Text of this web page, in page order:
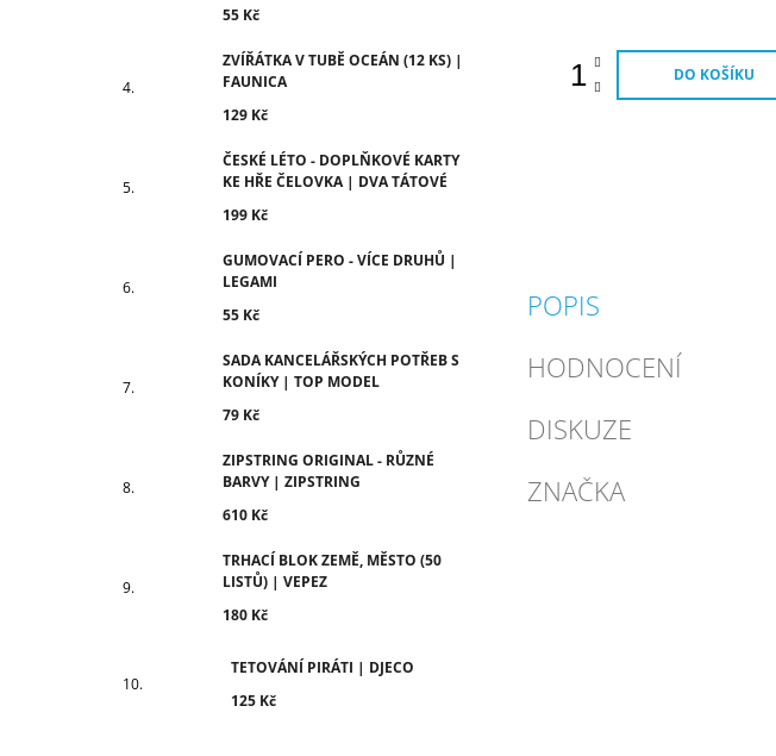
55 Kč
ZVÍŘÁTKA V TUBĚ OCEÁN (12 KS) |
FAUNICA
129 Kč
ČESKÉ LÉTO - DOPLŇKOVÉ KARTY
KE HŘE ČELOVKA | DVA TÁTOVÉ
199 Kč
GUMOVACÍ PERO - VÍCE DRUHŮ |
LEGAMI
55 Kč
SADA KANCELÁŘSKÝCH POTŘEB S
KONÍKY | TOP MODEL
79 Kč
ZIPSTRING ORIGINAL - RŮZNÉ
BARVY | ZIPSTRING
610 Kč
TRHACÍ BLOK ZEMĚ, MĚSTO (50
LISTŮ) | VEPEZ
180 Kč
TETOVÁNÍ PIRÁTI | DJECO
125 Kč
DO KOŠÍKU
POPIS
HODNOCENÍ
DISKUZE
ZNAČKA